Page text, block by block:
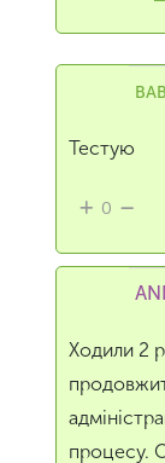
Тестую
0
Ходили 2
процесу.